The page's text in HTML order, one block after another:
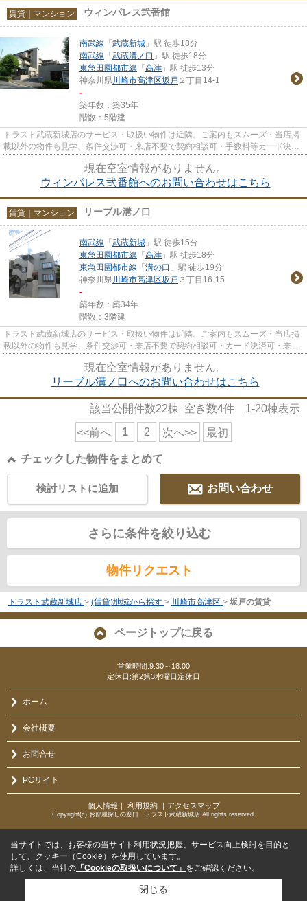
賃貸｜マンション ウィンパレス弐番館
南武線 「武蔵新城 」駅 徒歩18分
南武線 「武蔵溝ノ口 」駅 徒歩18分
東急田園都市線 「高津 」駅 徒歩13分
神奈川県川崎市高津区坂戸 ２丁目14-1
-
築年数：築35年
階数：5階建
トラスト武蔵新城店のサービス・取扱い物件は近隣。ご案内もスムーズ・当店掲
載以外の物件も見学、条件交渉可・来店不要で契約相談可・手数料等カード決済
可・来店時無料駐車場有（要...
現在空室情報がありません。
ウィンパレス弐番館へのお問い合わせはこちら
賃貸｜マンション リーブル溝ノ口
南武線 「武蔵新城 」駅 徒歩15分
東急田園都市線 「高津 」駅 徒歩18分
東急田園都市線 「溝の口 」駅 徒歩19分
神奈川県川崎市高津区坂戸 ３丁目16-15
-
築年数：築34年
階数：3階建
トラスト武蔵新城店のサービス・取扱い物件は近隣。ご案内もスムーズ・当店掲
載以外の物件も見学、条件交渉可・来店不要で契約相談可・カード決済可・来店
時無料駐車場有（要電話予約...
現在空室情報がありません。
リーブル溝ノ口へのお問い合わせはこちら
該当公開件数22棟 空き数4件 1-20棟表示
<<前へ 1 2 次へ>> 最初
チェックした物件をまとめて
お問い合わせ
検討リストに追加
さらに条件を絞り込む
物件リクエスト
トラスト武蔵新城店 > (賃貸)地域から探す > 川崎市高津区 > 坂戸の賃貸
ページトップに戻る
営業時間:9:30～18:00
定休日:第2第3水曜日定休日
ホーム
会社概要
お問合せ
PCサイト
個人情報 ｜ 利用規約｜ アクセスマップ
Copyright(c) お部屋探しの窓口 トラスト武蔵新城店 All rights reserved.
当サイトでは、お客様の当サイト利用状況把握、サービス向上検討を目的と
して、クッキー（Cookie）を使用しています。
詳しくは、当社の 「Cookieの取扱いについて」 をご確認ください。
閉じる